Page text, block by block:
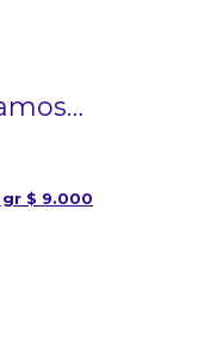
gr $ 9.000